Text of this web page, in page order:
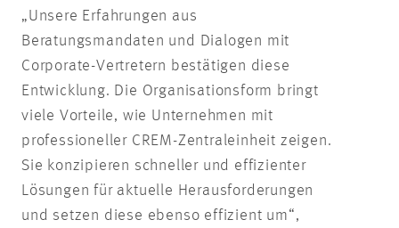
„Unsere Erfahrungen aus
Beratungsmandaten und Dialogen mit
Corporate-Vertretern bestätigen diese
Entwicklung. Die Organisationsform bringt
viele Vorteile, wie Unternehmen mit
professioneller CREM-Zentraleinheit zeigen.
Sie konzipieren schneller und effizienter
Lösungen für aktuelle Herausforderungen
und setzen diese ebenso effizient um“,